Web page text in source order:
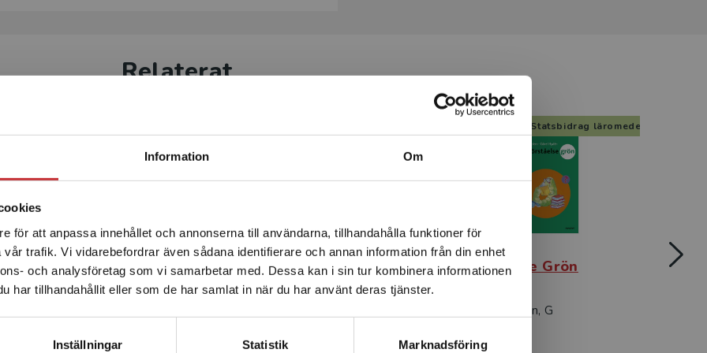
Information Om
för att anpassa innehållet och annonserna till användarna, tillhandahålla funktioner för
trafik. Vi vidarebefordrar även sådana identifierare och annan information från din enhet
och analysföretag som vi samarbetar med. Dessa kan i sin tur kombinera informationen
har tillhandahållit eller som de har samlat in när du har använt deras tjänster.
Inställningar Statistik Marknadsföring
Begränsad fraktregion
Det verkar som att du besöker studentlitteratur.se via en
enhet utanför Sverige. Vi erbjuder inte leveranser utanför
Sverige. För att kunna slutföra ett köp måste
leveransadressen vara i Sverige.Läs mer
Relaterat
Start Läsförståelse Rosa Läsförståelse Grön
Solem, H - Hydén, G
Statsbidrag läromedel